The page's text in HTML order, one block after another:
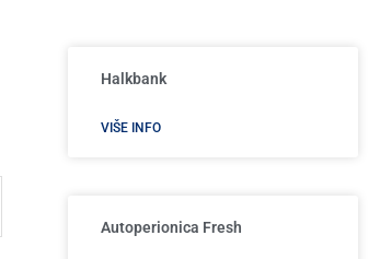
Halkbank
VIŠE INFO
Autoperionica Fresh